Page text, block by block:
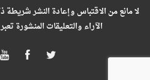
لا مانع من الاقتباس وإعادة النشر شريطة
الآراء والتعليقات المنشورة